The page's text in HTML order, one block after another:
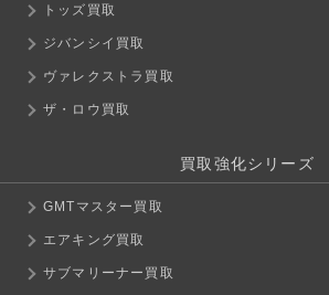
トッズ買取
ジバンシイ買取
ヴァレクストラ買取
ザ・ロウ買取
買取強化シリーズ
GMTマスター買取
エアキング買取
サブマリーナー買取